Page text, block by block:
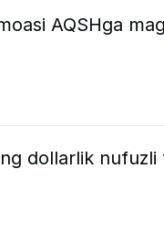
AQSHga
dollarlik nufuzli